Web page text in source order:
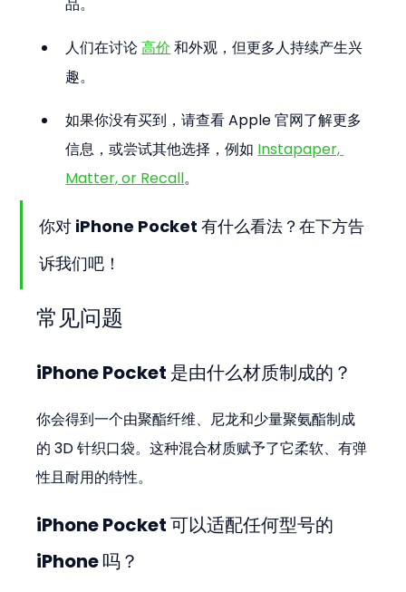
品。
人们在讨论 高价 和外观，但更多人持续产生兴
趣。
如果你没有买到，请查看 Apple 官网了解更多
信息，或尝试其他选择，例如 Instapaper,
Matter, or Recall。
你对 iPhone Pocket 有什么看法？在下方告
诉我们吧！
常见问题
iPhone Pocket 是由什么材质制成的？
你会得到一个由聚酯纤维、尼龙和少量聚氨酯制成
的 3D 针织口袋。这种混合材质赋予了它柔软、有弹
性且耐用的特性。
iPhone Pocket 可以适配任何型号的
iPhone 吗？